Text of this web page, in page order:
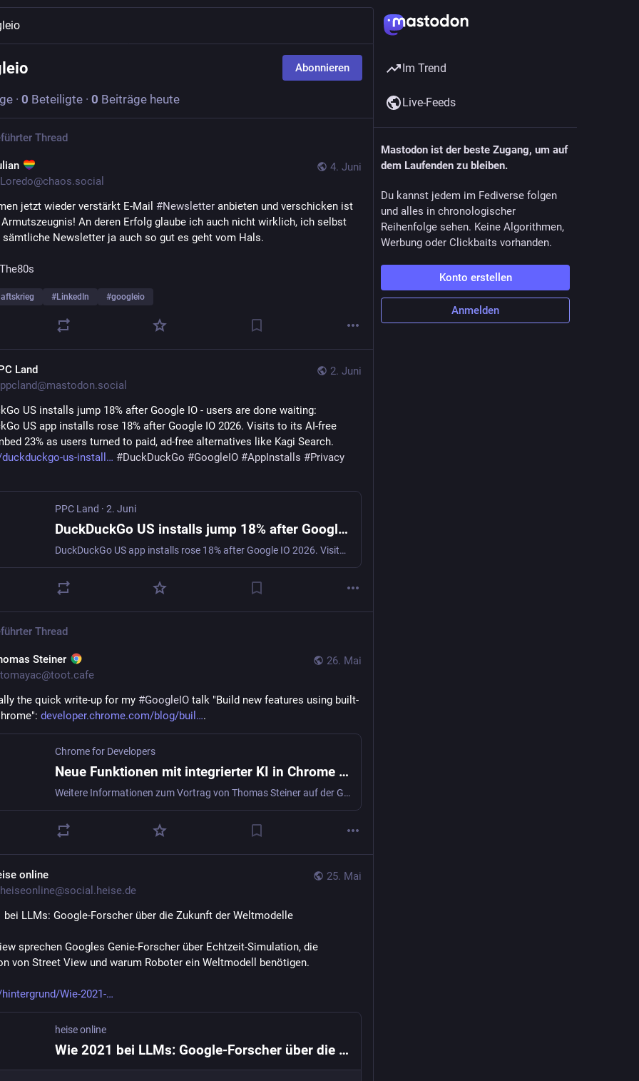
Abonnieren
· 0 Beteiligte · 0 Beiträge heute
Thread
4. Juni
jetzt wieder verstärkt E-Mail #Newsletter anbieten und verschicken ist
An deren Erfolg glaube ich auch nicht wirklich, ich selbst
sämtliche Newsletter ja auch so gut es geht vom Hals.
#LinkedIn #googleio
2. Juni
Land
US installs jump 18% after Google IO - users are done waiting:
US app installs rose 18% after Google IO 2026. Visits to its AI-free
23% as users turned to paid, ad-free alternatives like Kagi Search.
us-install
#DuckDuckGo #GoogleIO #AppInstalls #Privacy
PPC Land · 2. Juni
DuckDuckGo US installs jump 18% after Google IO - users are done waiting
DuckDuckGo US app installs rose 18% after Google IO 2026. Visits to its AI-free page climbed 23% as users turned to paid, ad-free alternatives like Kagi Search.
Thread
26. Mai
Steiner
the quick write-up for my #GoogleIO talk "Build new features using built-
developer.chrome.com/blog/buil .
Chrome for Developers
Neue Funktionen mit integrierter KI in Chrome entwickeln | Blog | Chrome for Developers
Weitere Informationen zum Vortrag von Thomas Steiner auf der Google I/O 2026
25. Mai
online
bei LLMs: Google-Forscher über die Zukunft der Weltmodelle
sprechen Googles Genie-Forscher über Echtzeit-Simulation, die
von Street View und warum Roboter ein Weltmodell benötigen.
Wie-2021-
heise online
Wie 2021 bei LLMs: Google-Forscher über die Zukunft der Weltmodelle
Im Trend
Live-Feeds
Mastodon ist der beste Zugang, um auf
dem Laufenden zu bleiben.
Du kannst jedem im Fediverse folgen
und alles in chronologischer
Reihenfolge sehen. Keine Algorithmen,
Werbung oder Clickbaits vorhanden.
Konto erstellen
Anmelden